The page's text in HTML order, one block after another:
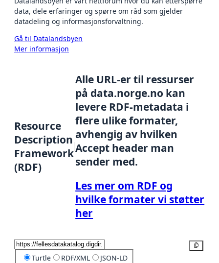
data, dele erfaringer og spørre om råd som gjelder
datadeling og informasjonsforvaltning.
Gå til Datalandsbyen
Mer informasjon
Resource
Description
Framework
(RDF)
Alle URL-er til ressurser
på data.norge.no kan
levere RDF-metadata i
flere ulike formater,
avhengig av hvilken
Accept header man
sender med.
Les mer om RDF og
hvilke formater vi støtter
her
Turtle RDF/XML JSON-LD